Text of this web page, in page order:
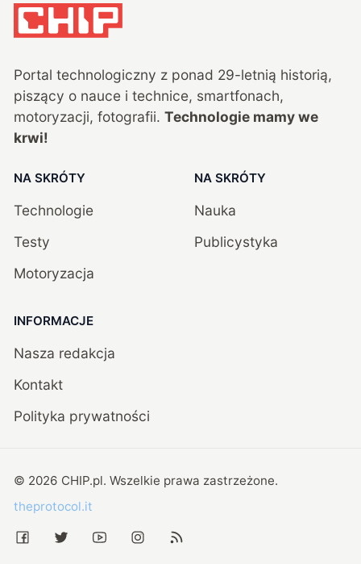
Portal technologiczny z ponad 29-letnią historią,
piszący o nauce i technice, smartfonach,
motoryzacji, fotografii. Technologie mamy we
krwi!
NA SKRÓTY
Technologie
Testy
Motoryzacja
NA SKRÓTY
Nauka
Publicystyka
INFORMACJE
Nasza redakcja
Kontakt
Polityka prywatności
© 2026 CHIP.pl. Wszelkie prawa zastrzeżone.
theprotocol.it